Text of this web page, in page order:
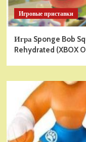
Игровые приставки
Игра Sponge Bob
Rehydrated (XBOX